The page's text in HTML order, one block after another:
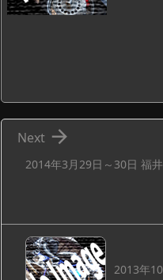
2014年3月29日～30日 福

Next
2013年